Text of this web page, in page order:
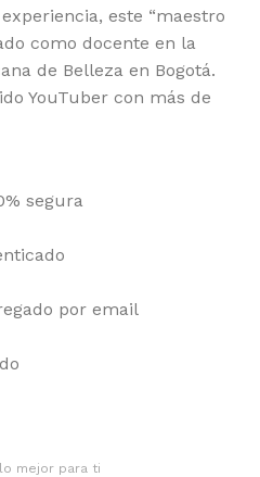
este “maestro
como docente en la
de Belleza en Bogotá.
YouTuber con más de
segura
por email
mejor para ti